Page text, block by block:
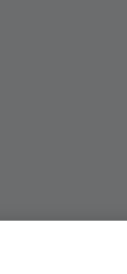
auch wenn die
oder Mit­glie­dern
dass die